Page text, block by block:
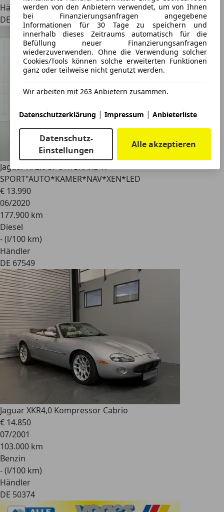
werden von den Anbietern verwendet, um von Ihnen
bei Finanzierungsanfragen angegebene
Informationen für 30 Tage zu speichern und
innerhalb dieses Zeitraums automatisch für die
Befüllung neuer Finanzierungsanfragen
wiederzuverwenden. Ohne die Verwendung solcher
Cookies/Tools können solche erweiterten Funktionen
ganz oder teilweise nicht genutzt werden.
Wir arbeiten mit 263 Anbietern zusammen.
Datenschutzerklärung | Impressum | Anbieterliste
Datenschutz-
Einstellungen
Alle akzeptieren
Händler
DE 42281
Jaguar XF2.0 SPORTBRAKE"R-
SPORT"AUTO*KAMER*NAV*XEN*LED
€ 13.990
06/2020
177.900 km
Diesel
- (l/100 km)
Händler
DE 67549
Jaguar XKR4,0 Kompressor Cabrio
€ 14.850
07/2001
103.000 km
Benzin
- (l/100 km)
Händler
DE 50374